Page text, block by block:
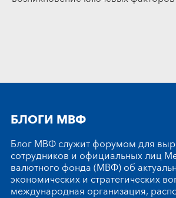
БЛОГИ МВФ
Блог МВФ служит форумом для
сотрудников и официальных лиц
валютного фонда (МВФ) об
экономических и стратегических
международная организация,